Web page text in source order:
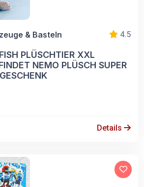
& Basteln 4.5
PLÜSCHTIER XXL
NEMO PLÜSCH SUPER
Details